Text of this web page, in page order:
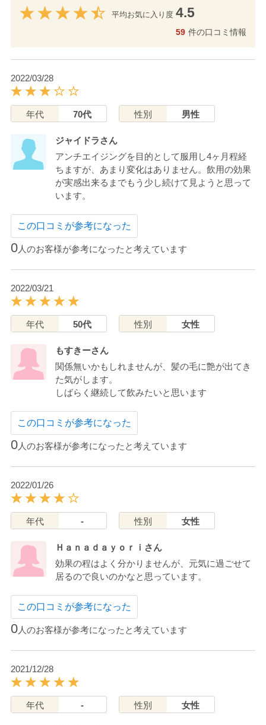
平均お気に入り度 4.5
59 件の口コミ情報
2022/03/28
年代 70代 性別 男性
ジャイドラさん
アンチエイジングを目的として服用し4ヶ月程経
ちますが、あまり変化はありません。飲用の効果
が実感出来るまでもう少し続けて見ようと思って
います。
この口コミが参考になった
0人のお客様が参考になったと考えています
2022/03/21
年代 50代 性別 女性
もすきーさん
関係無いかもしれませんが、髪の毛に艶が出てき
た気がします。
しばらく継続して飲みたいと思います
この口コミが参考になった
0人のお客様が参考になったと考えています
2022/01/26
年代 - 性別 女性
Ｈａｎａｄａｙｏｒｉさん
効果の程はよく分かりませんが、元気に過ごせて
居るので良いのかなと思っています。
この口コミが参考になった
0人のお客様が参考になったと考えています
2021/12/28
年代 - 性別 女性